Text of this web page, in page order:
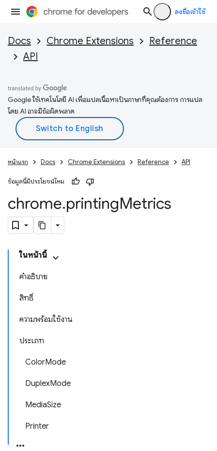
ลงชื่อเข้าใช้
Docs Chrome Extensions
Reference
API
Google ใช้เทคโนโลยี AI เพื่อแปลเนื้อหาเป็นภาษาที่คุณต้องการ การแปล
โดย AI อาจมีข้อผิดพลาด
หน้าแรก Docs Chrome Extensions Reference API
ข้อมูลนี้มีประโยชน์ไหม
chrome.printingMetrics
ในหน้านี้
คำอธิบาย
สิทธิ์
ความพร้อมใช้งาน
ประเภท
ColorMode
DuplexMode
MediaSize
Printer